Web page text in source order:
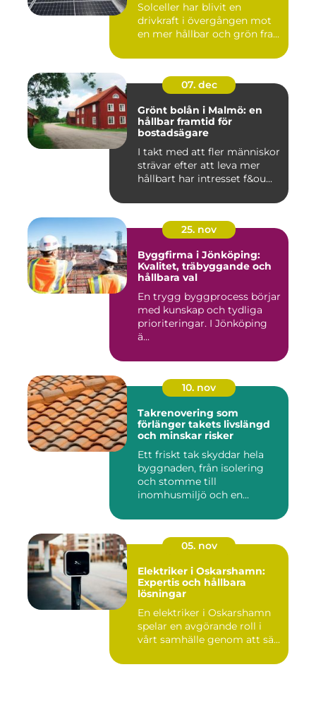
Solceller har blivit en
drivkraft i övergången mot
en mer hållbar och grön fra...
07. dec
Grönt bolån i Malmö: en
hållbar framtid för
bostadsägare
I takt med att fler människor
strävar efter att leva mer
hållbart har intresset f&ou...
25. nov
Byggfirma i Jönköping:
Kvalitet, träbyggande och
hållbara val
En trygg byggprocess börjar
med kunskap och tydliga
prioriteringar. I Jönköping
ä...
10. nov
Takrenovering som
förlänger takets livslängd
och minskar risker
Ett friskt tak skyddar hela
byggnaden, från isolering
och stomme till
inomhusmiljö och en...
05. nov
Elektriker i Oskarshamn:
Expertis och hållbara
lösningar
En elektriker i Oskarshamn
spelar en avgörande roll i
vårt samhälle genom att sä...